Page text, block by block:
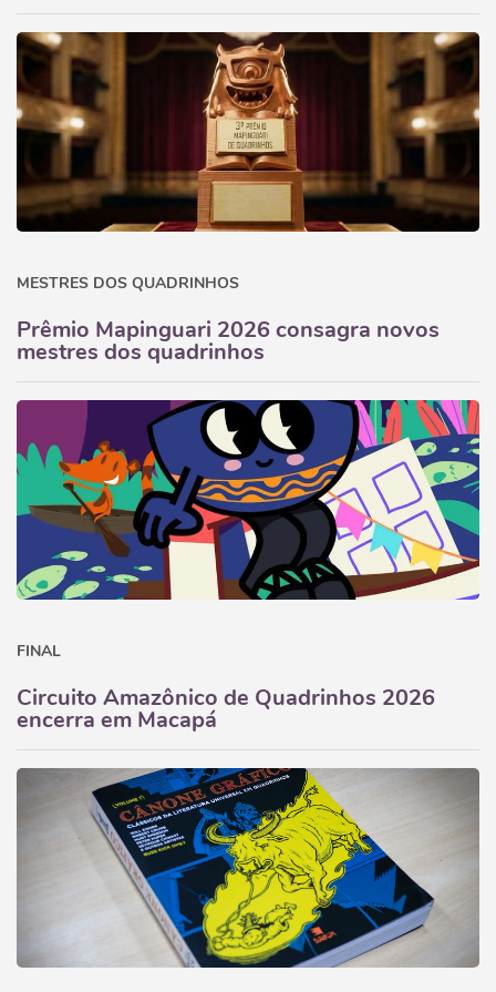
MESTRES DOS QUADRINHOS
Prêmio Mapinguari 2026 consagra novos
mestres dos quadrinhos
FINAL
Circuito Amazônico de Quadrinhos 2026
encerra em Macapá